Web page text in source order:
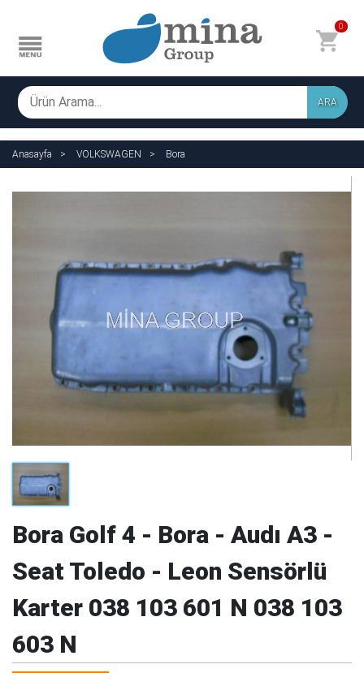
0
ARA
Anasayfa VOLKSWAGEN Bora
Bora Golf 4 - Bora - Audı A3 -
Seat Toledo - Leon Sensörlü
Karter 038 103 601 N 038 103
603 N